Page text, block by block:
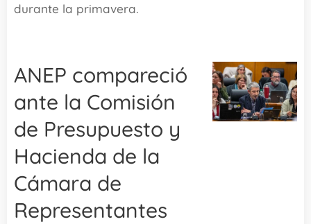
durante la primavera.
ANEP compareció
ante la Comisión
de Presupuesto y
Hacienda de la
Cámara de
Representantes